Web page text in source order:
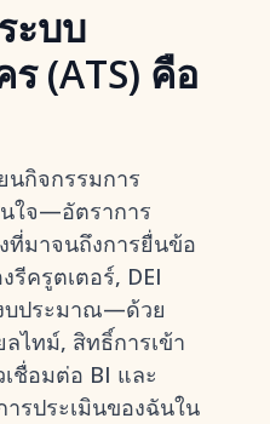
ะบบ
(ATS) คือ
นกิจกรรมการ
ใจ—อัตราการ
มาจนถึงการยื่นข้อ
รีครูตเตอร์, DEI
บประมาณ—ด้วย
ไทม์, สิทธิ์การเข้า
ชื่อมต่อ BI และ
รประเมินของฉันใน